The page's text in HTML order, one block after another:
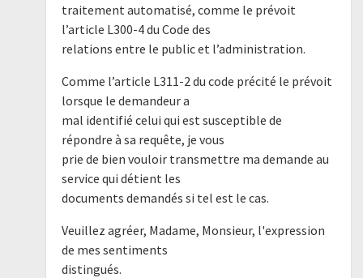
traitement automatisé, comme le prévoit
l’article L300-4 du Code des
relations entre le public et l’administration.
Comme l’article L311-2 du code précité le prévoit
lorsque le demandeur a
mal identifié celui qui est susceptible de
répondre à sa requête, je vous
prie de bien vouloir transmettre ma demande au
service qui détient les
documents demandés si tel est le cas.
Veuillez agréer, Madame, Monsieur, l'expression
de mes sentiments
distingués.